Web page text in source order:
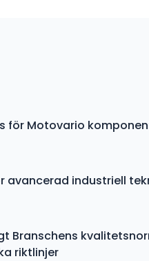
för Motovario
avancerad industriell
Branschens
riktlinjer